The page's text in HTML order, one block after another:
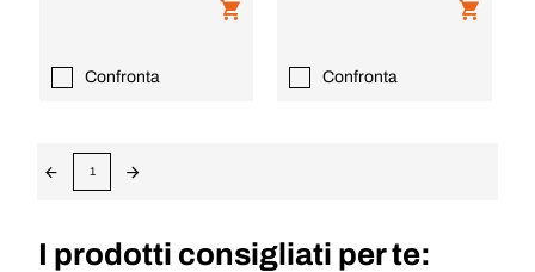
Confronta Confronta
1
I prodotti consigliati per te: